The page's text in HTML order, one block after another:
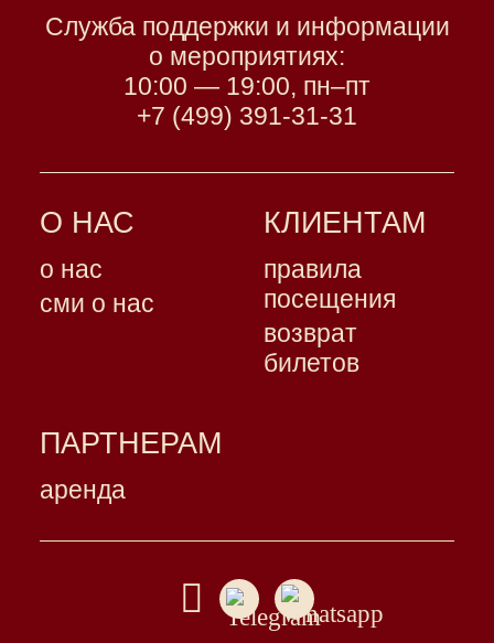
Служба поддержки и информации
о мероприятиях:
10:00 — 19:00, пн–пт
+7 (499) 391-31-31
О НАС
о нас
сми о нас
КЛИЕНТАМ
правила
посещения
возврат
билетов
ПАРТНЕРАМ
аренда